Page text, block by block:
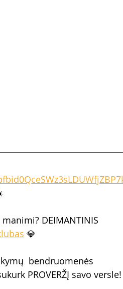
DEIMANTINIS
💎
bendruomenės
PROVERŽĮ savo versle!